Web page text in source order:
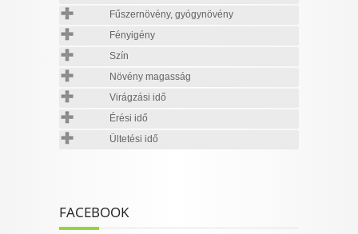
Fűszernövény, gyógynövény
Fényigény
Szín
Növény magasság
Virágzási idő
Érési idő
Ültetési idő
FACEBOOK